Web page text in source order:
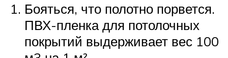
Бояться, что полотно порвется.
ПВХ-пленка для потолочных
покрытий выдерживает вес 100